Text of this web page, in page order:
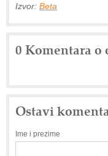
Izvor: Beta
0 Komentara o
Ostavi
Ime i prezime